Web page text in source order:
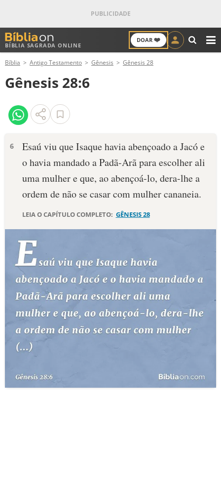
BÍBLIA SAGRADA ONLINE
DOAR ❤️
ANTIGO TESTAMENTO
NOVO TESTAMENTO
VERSÍCULOS
PALAVRA DO DIA
SALMO DO DIA
DEVOCIONAL DIÁRIO
10 MANDAMENTOS
ESTUDOS BÍBLICOS
ESBOÇOS DE PREGAÇÃO
TEMAS
PERGUNTE À BÍBLIA
QUEM SOMOS
Bíblia Antigo Testamento Gênesis Gênesis 28
Gênesis 28:6
6
Esaú viu que Isaque havia abençoado a Jacó e
o havia mandado a Padã-Arã para esco­lher ali
uma mulher e que, ao abençoá-lo, dera-lhe a
ordem de não se casar com mulher cananeia.
LEIA O CAPÍTULO COMPLETO: GÊNESIS 28